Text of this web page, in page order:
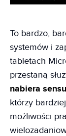
To bardzo,
systemów i
tabletach
przestaną
nabiera sensu
którzy
możliwości